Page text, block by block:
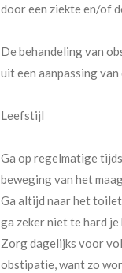
door een ziekte en/of
De behandeling van
uit een aanpassing
Leefstijl
Ga op regelmatige
beweging van het
Ga altijd naar het
ga zeker niet te hard
Zorg dagelijks voor
obstipatie, want zo